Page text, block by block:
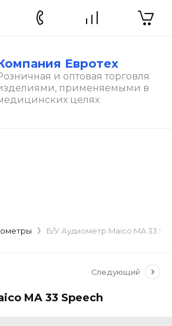
Евротех
и оптовая торговля
применяемыми в
целях
Б/У Аудиометр Maico MA 33
Следующий
MA 33 Speech